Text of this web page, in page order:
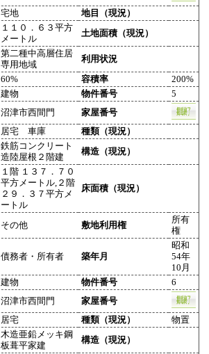
宅地 地目（現況）
１１０．６３平方
メートル
土地面積（現況）
第二種中高層住居
専用地域
利用状況
60% 容積率
200%
建物 物件番号
5
沼津市西間門
家屋番号
居宅 車庫 種類（現況）
鉄筋コンクリート
造陸屋根２階建
構造（現況）
１階 １３７．７０
平方メートル,２階
２９．３７平方メ
ートル
床面積（現況）
その他 敷地利用権
所有
権
債務者・所有者 築年月
昭和
54年
10月
建物 物件番号
6
沼津市西間門
家屋番号
居宅 種類（現況） 物置
木造亜鉛メッキ鋼
板葺平家建
構造（現況）